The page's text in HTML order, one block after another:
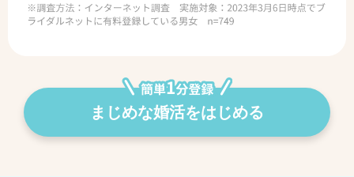
まじめな婚活をはじめる